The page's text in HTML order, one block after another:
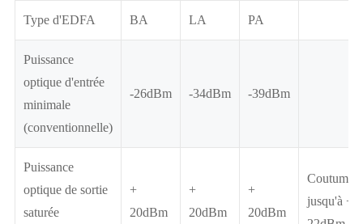
Type d'EDFA BA LA PA
Puissance
optique d'entrée
minimale
(conventionnelle)
-26dBm -34dBm -39dBm
Puissance
optique de sortie
saturée
+
20dBm
+
20dBm
+
20dBm
Coutume
jusqu'à +